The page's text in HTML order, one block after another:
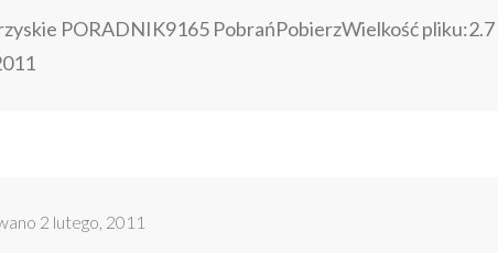
PORADNIK9165 PobrańPobierzWielkość
2 lutego, 2011